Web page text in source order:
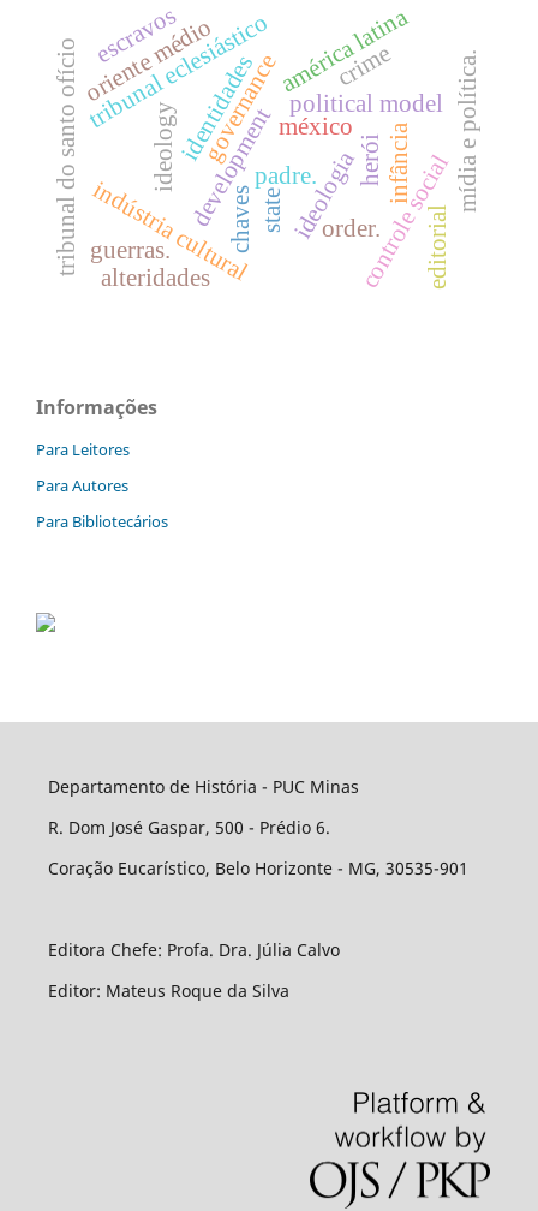
state
governance political model
ideologydevelopment order.
tribunal eclesiástico
tribunal do santo ofício padre.
méxico
indústria cultural
chaves ideologiacontrole social
mídia e política.
herói
américa latina
identidades
alteridades
infância
oriente médio
guerras.
crime
escravos
editorial
Informações
Para Leitores
Para Autores
Para Bibliotecários
Departamento de História - PUC Minas
R. Dom José Gaspar, 500 - Prédio 6.
Coração Eucarístico, Belo Horizonte - MG, 30535-901
Editora Chefe: Profa. Dra. Júlia Calvo
Editor: Mateus Roque da Silva